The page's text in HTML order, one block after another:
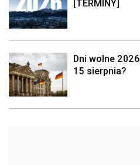
[TERMINY]
Dni wolne
15 sierpnia?